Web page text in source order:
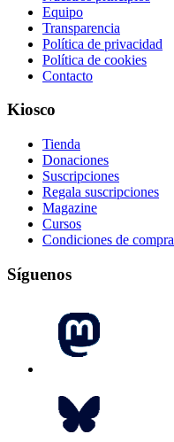
Equipo
Transparencia
Política de privacidad
Política de cookies
Contacto
Kiosco
Tienda
Donaciones
Suscripciones
Regala suscripciones
Magazine
Cursos
Condiciones de compra
Síguenos